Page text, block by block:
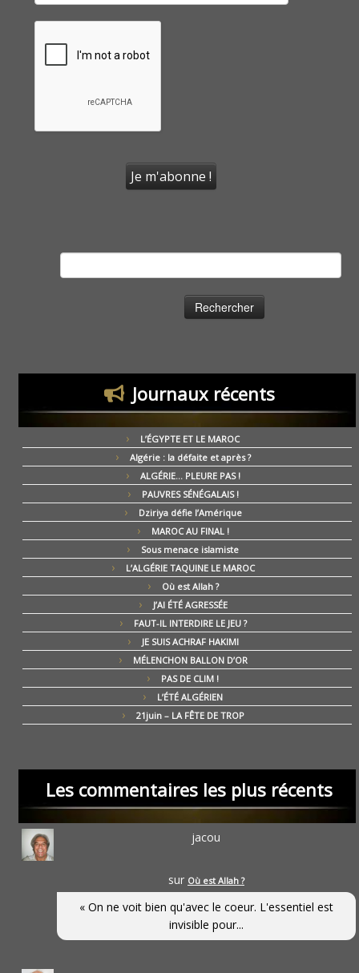
Journaux récents
L’ÉGYPTE ET LE MAROC
Algérie : la défaite et après ?
ALGÉRIE… PLEURE PAS !
PAUVRES SÉNÉGALAIS !
Dziriya défie l’Amérique
MAROC AU FINAL !
Sous menace islamiste
L’ALGÉRIE TAQUINE LE MAROC
Où est Allah ?
J’AI ÉTÉ AGRESSÉE
FAUT-IL INTERDIRE LE JEU ?
JE SUIS ACHRAF HAKIMI
MÉLENCHON BALLON D’OR
PAS DE CLIM !
L’ÉTÉ ALGÉRIEN
21juin – LA FÊTE DE TROP
Les commentaires les plus récents
jacou
sur Où est Allah ?
« On ne voit bien qu'avec le coeur. L'essentiel est
invisible pour...